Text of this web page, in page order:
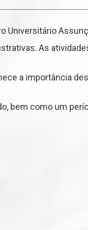
Universitário
As
a importância
bem como um